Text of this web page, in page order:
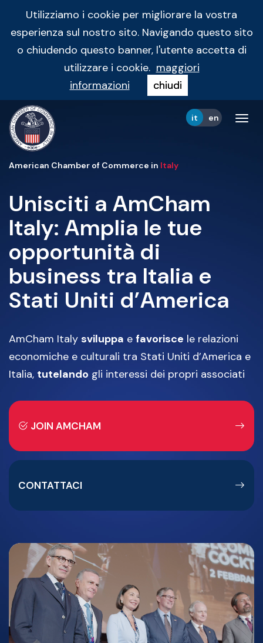
Utilizziamo i cookie per migliorare la vostra
esperienza sul nostro sito. Navigando questo sito
o chiudendo questo banner, l'utente accetta di
utilizzare i cookie. maggiori
informazioni
chiudi
it en
American Chamber of Commerce in Italy
Unisciti a AmCham
Italy: Amplia le tue
opportunità di
business tra Italia e
Stati Uniti d’America
AmCham Italy sviluppa e favorisce le relazioni
economiche e culturali tra Stati Uniti d’America e
Italia, tutelando gli interessi dei propri associati
JOIN AMCHAM
CONTATTACI